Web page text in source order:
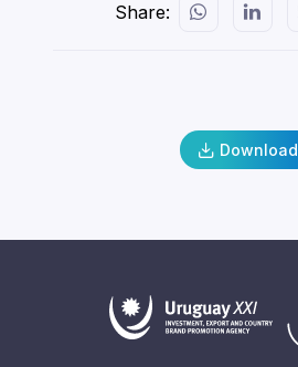
Share:
Download